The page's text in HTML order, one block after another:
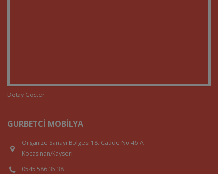
Detay Göster
GURBETCI MOBILYA
Organize Sanayi Bölgesi 18. Cadde No:46-A
Kocasinan/Kayseri
0545 586 35 38